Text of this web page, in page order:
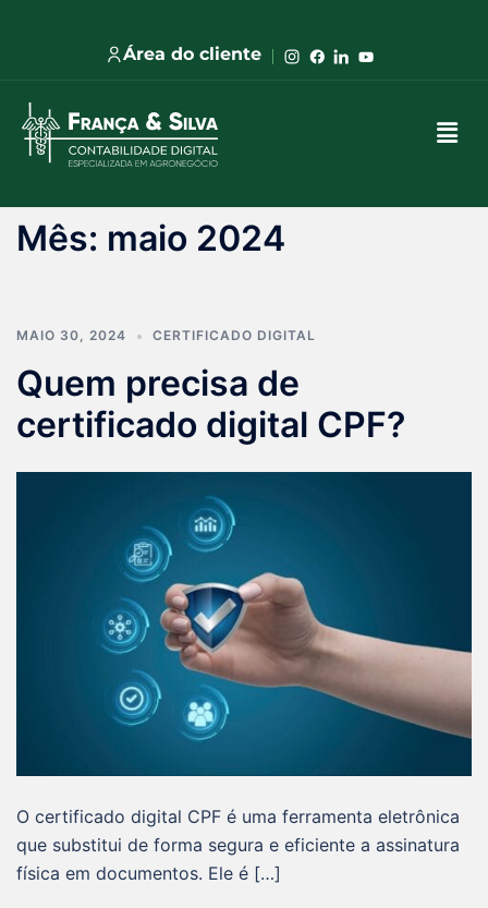
Área do cliente
Mês: maio 2024
MAIO 30, 2024 CERTIFICADO DIGITAL
Quem precisa de
certificado digital CPF?
O certificado digital CPF é uma ferramenta eletrônica
que substitui de forma segura e eficiente a assinatura
física em documentos. Ele é […]